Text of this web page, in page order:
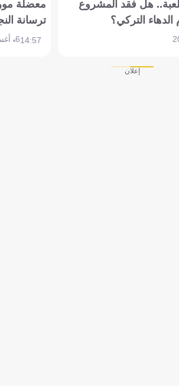
هل فقد المشروع
الدهاء التركي؟
معضلة
ترسانة
14:576 أغسطس 2026
إعلان